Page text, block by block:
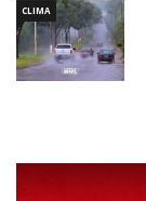
CLIMA